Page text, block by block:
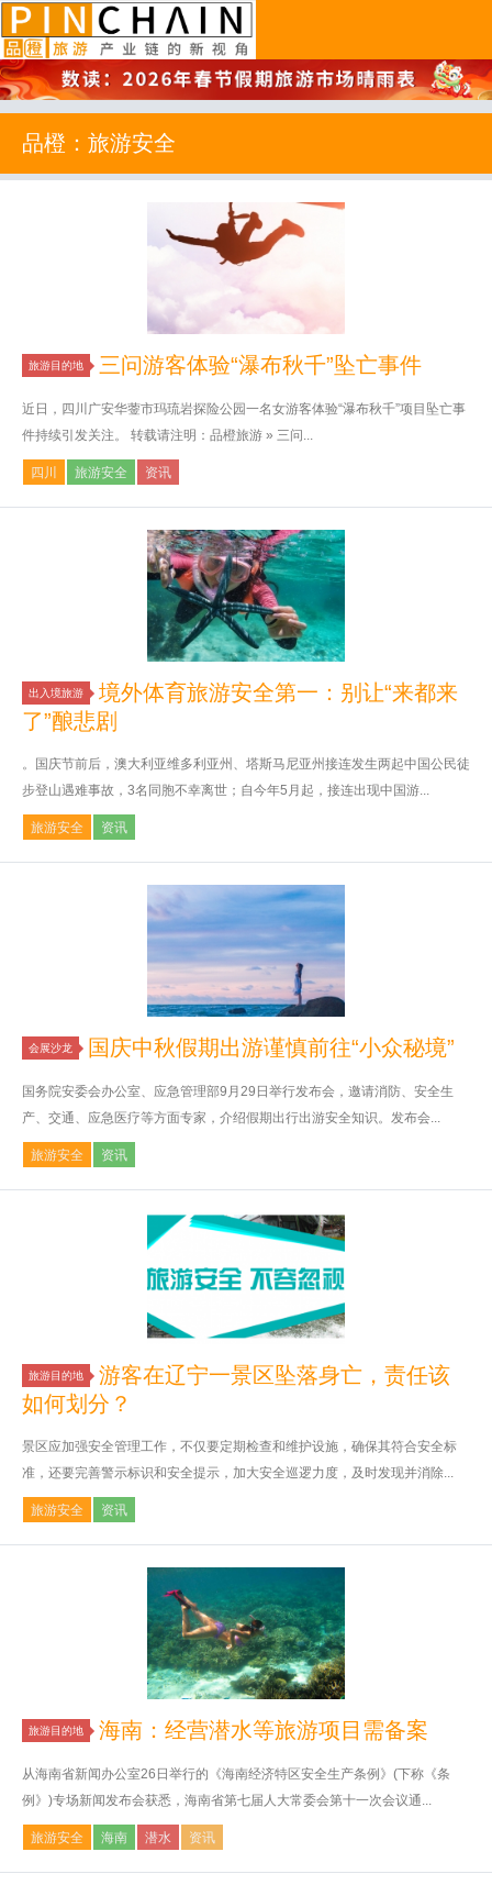
品橙旅游
品橙：旅游安全
旅游目的地 三问游客体验“瀑布秋千”坠亡事件
近日，四川广安华蓥市玛琉岩探险公园一名女游客体验“瀑布秋千”项目坠亡事
件持续引发关注。 转载请注明：品橙旅游 » 三问...
四川 旅游安全 资讯
出入境旅游
境外体育旅游安全第一：别让“来都来
了”酿悲剧
。国庆节前后，澳大利亚维多利亚州、塔斯马尼亚州接连发生两起中国公民徒
步登山遇难事故，3名同胞不幸离世；自今年5月起，接连出现中国游...
旅游安全 资讯
会展沙龙 国庆中秋假期出游谨慎前往“小众秘境”
国务院安委会办公室、应急管理部9月29日举行发布会，邀请消防、安全生
产、交通、应急医疗等方面专家，介绍假期出行出游安全知识。发布会...
旅游安全 资讯
旅游目的地
游客在辽宁一景区坠落身亡，责任该
如何划分？
景区应加强安全管理工作，不仅要定期检查和维护设施，确保其符合安全标
准，还要完善警示标识和安全提示，加大安全巡逻力度，及时发现并消除...
旅游安全 资讯
旅游目的地 海南：经营潜水等旅游项目需备案
从海南省新闻办公室26日举行的《海南经济特区安全生产条例》(下称《条
例》)专场新闻发布会获悉，海南省第七届人大常委会第十一次会议通...
旅游安全 海南 潜水 资讯